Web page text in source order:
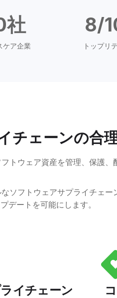
社
ケア企業
8/
トップリ
チェーンの合
ウェア資産を管理、保護、
フトウェアサプライチェ
デートを可能にします。
イチェーン